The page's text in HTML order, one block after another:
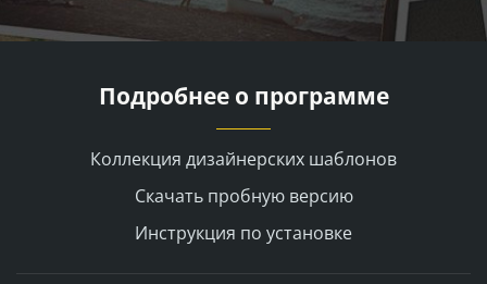
Подробнее о программе
Коллекция дизайнерских шаблонов
Скачать пробную версию
Инструкция по установке